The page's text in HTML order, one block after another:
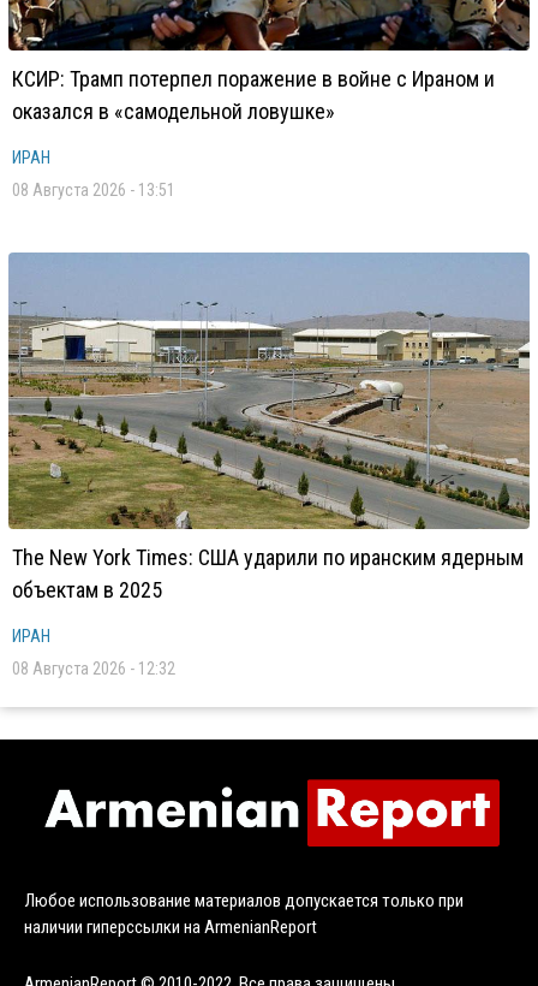
КСИР: Трамп потерпел поражение в войне с Ираном и
оказался в «самодельной ловушке»
ИРАН
08 Августа 2026 - 13:51
The New York Times: США ударили по иранским ядерным
объектам в 2025
ИРАН
08 Августа 2026 - 12:32
Любое использование материалов допускается только при
наличии гиперссылки на ArmenianReport